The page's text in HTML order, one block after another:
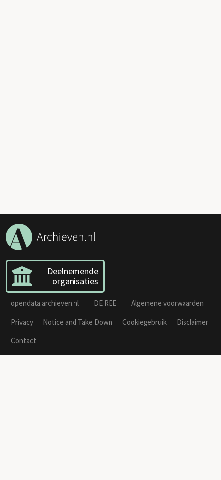
Deelnemende
organisaties
opendata.archieven.nl DE REE
Algemene voorwaarden
Privacy
Notice and Take Down Cookiegebruik
Disclaimer
Contact